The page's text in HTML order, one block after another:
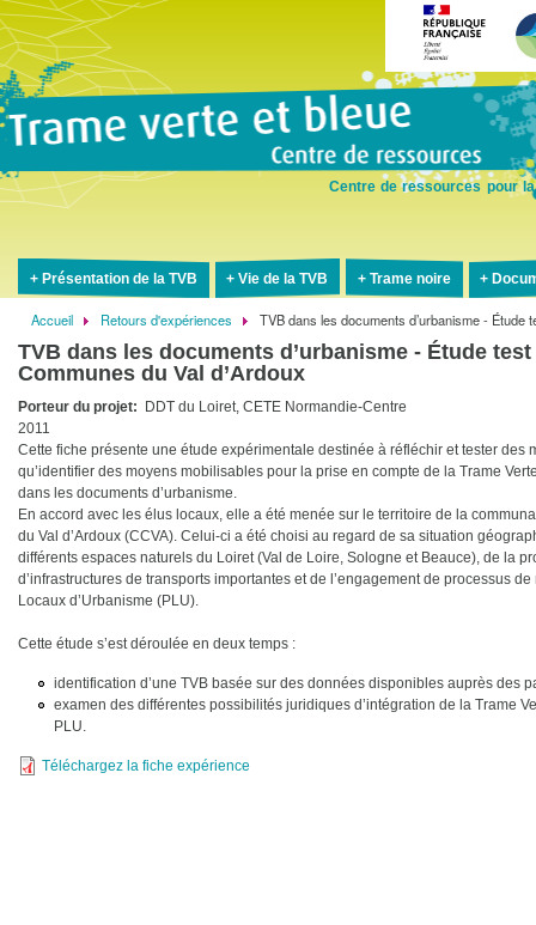
Centre de ressources pour
Présentation de la TVB Vie de la TVB Trame noire
Fil
d'Ariane
Accueil Retours d'expériences TVB dans les documents d’urbanisme - Étude
TVB dans les documents d’urbanisme - Étude
Communes du Val d’Ardoux
Porteur du projet
DDT du Loiret, CETE Normandie-Centre
2011
Cette fiche présente une étude expérimentale destinée à réfléchir et tester des
qu’identifier des moyens mobilisables pour la prise en compte de la Trame
dans les documents d’urbanisme.
En accord avec les élus locaux, elle a été menée sur le territoire de la
du Val d’Ardoux (CCVA). Celui-ci a été choisi au regard de sa situation
différents espaces naturels du Loiret (Val de Loire, Sologne et Beauce), de la
d’infrastructures de transports importantes et de l’engagement de processus
Locaux d’Urbanisme (PLU).
Cette étude s’est déroulée en deux temps :
identification d’une TVB basée sur des données disponibles auprès des
examen des différentes possibilités juridiques d’intégration de la Trame
PLU.
Téléchargez la fiche expérience